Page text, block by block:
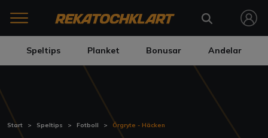
Speltips Planket Bonusar Andelar
Start Speltips Fotboll Örgryte - Häcken